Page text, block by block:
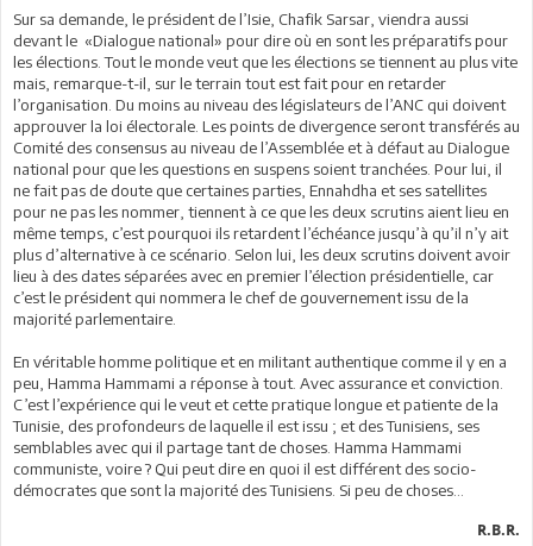
Sur sa demande, le président de l’Isie, Chafik Sarsar, viendra aussi
devant le «Dialogue national» pour dire où en sont les préparatifs pour
les élections. Tout le monde veut que les élections se tiennent au plus vite
mais, remarque-t-il, sur le terrain tout est fait pour en retarder
l’organisation. Du moins au niveau des législateurs de l’ANC qui doivent
approuver la loi électorale. Les points de divergence seront transférés au
Comité des consensus au niveau de l’Assemblée et à défaut au Dialogue
national pour que les questions en suspens soient tranchées. Pour lui, il
ne fait pas de doute que certaines parties, Ennahdha et ses satellites
pour ne pas les nommer, tiennent à ce que les deux scrutins aient lieu en
même temps, c’est pourquoi ils retardent l’échéance jusqu’à qu’il n’y ait
plus d’alternative à ce scénario. Selon lui, les deux scrutins doivent avoir
lieu à des dates séparées avec en premier l’élection présidentielle, car
c’est le président qui nommera le chef de gouvernement issu de la
majorité parlementaire.
En véritable homme politique et en militant authentique comme il y en a
peu, Hamma Hammami a réponse à tout. Avec assurance et conviction.
C’est l’expérience qui le veut et cette pratique longue et patiente de la
Tunisie, des profondeurs de laquelle il est issu ; et des Tunisiens, ses
semblables avec qui il partage tant de choses. Hamma Hammami
communiste, voire ? Qui peut dire en quoi il est différent des socio-
démocrates que sont la majorité des Tunisiens. Si peu de choses…
R.B.R.